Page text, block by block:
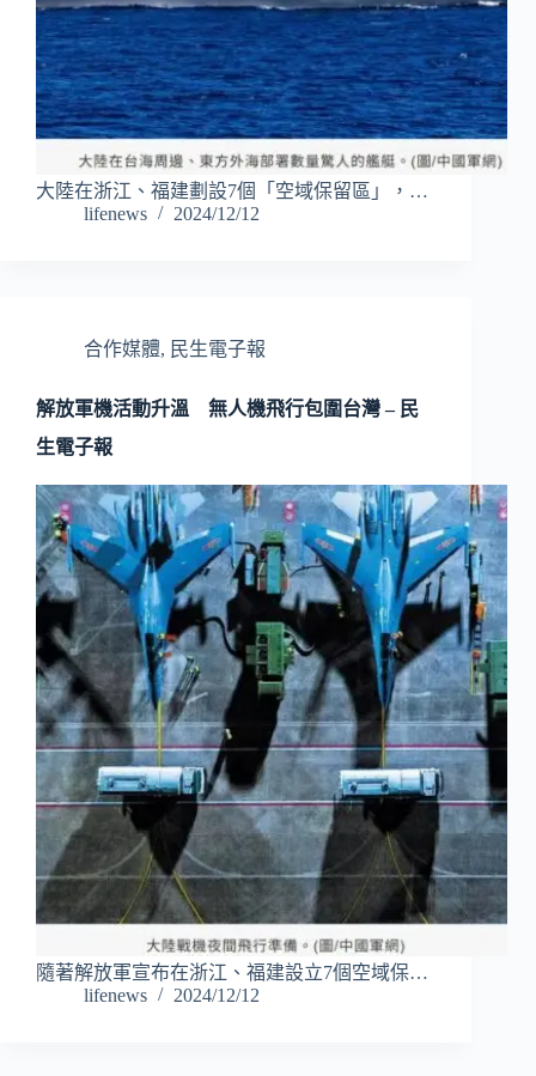
大陸在浙江、福建劃設7個「空域保留區」，…
lifenews
2024/12/12
合作媒體, 民生電子報
解放軍機活動升溫 無人機飛行包圍台灣 – 民
生電子報
隨著解放軍宣布在浙江、福建設立7個空域保…
lifenews
2024/12/12